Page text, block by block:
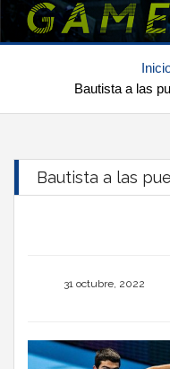
Bautista a las
Bautista a las
31 octubre, 2022